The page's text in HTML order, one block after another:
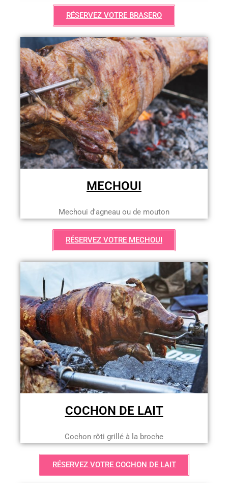
RÉSERVEZ VOTRE BRASERO
MECHOUI
Mechoui d'agneau ou de mouton
RÉSERVEZ VOTRE MECHOUI
COCHON DE LAIT
Cochon rôti grillé à la broche
RÉSERVEZ VOTRE COCHON DE LAIT